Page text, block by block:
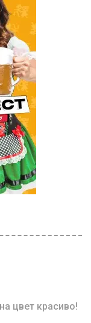
цвет красиво!